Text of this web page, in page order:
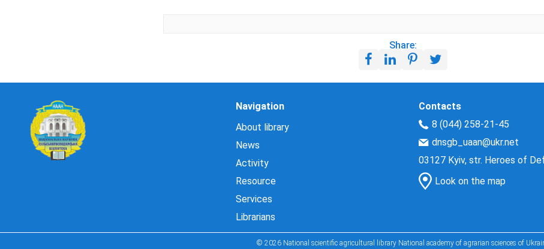
Share:
Navigation
About library
News
Activity
Resource
Services
Librarians
Contacts
8 (044) 258-21-45
dnsgb_uaan@ukr.net
03127 Kyiv, str. Heroes of
Look on the map
© 2026 National scientific agricultural library National academy of agrarian sciences of